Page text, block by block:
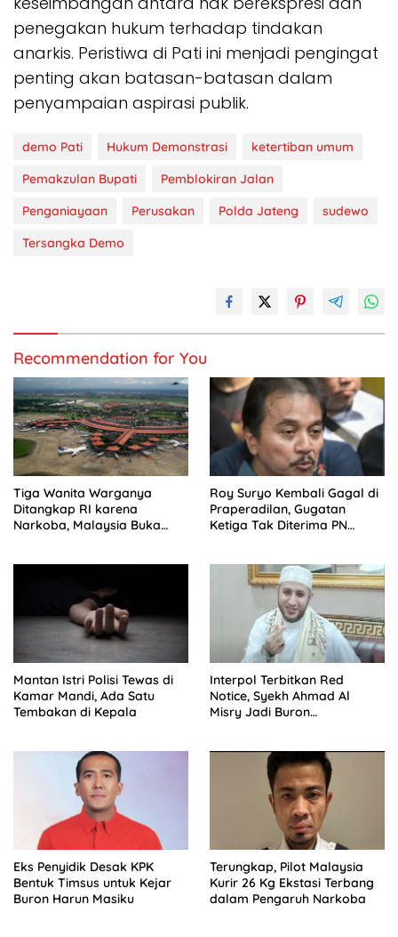
penegakan hukum terhadap tindakan
anarkis. Peristiwa di Pati ini menjadi pengingat
penting akan batasan-batasan dalam
penyampaian aspirasi publik.
demo Pati Hukum Demonstrasi
ketertiban umum
Pemakzulan Bupati
Pemblokiran Jalan
Penganiayaan
Perusakan Polda Jateng
sudewo
Tersangka Demo
Recommendation for You
Tiga Wanita Warganya
Ditangkap RI karena
Narkoba, Malaysia Buka
Roy Suryo Kembali Gagal di
Praperadilan, Gugatan
Ketiga Tak Diterima PN
Mantan Istri Polisi Tewas di
Kamar Mandi, Ada Satu
Tembakan di Kepala
Interpol Terbitkan Red
Notice, Syekh Ahmad Al
Misry Jadi Buron
Eks Penyidik Desak KPK
Bentuk Timsus untuk Kejar
Buron Harun Masiku
Terungkap, Pilot Malaysia
Kurir 26 Kg Ekstasi Terbang
dalam Pengaruh Narkoba